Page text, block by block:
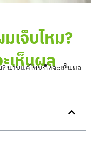
เจ็บไหม?
เห็นผล
นานแค่ไหนถึงจะเห็นผล